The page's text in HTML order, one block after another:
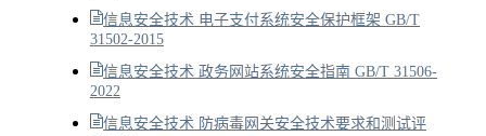
信息安全技术 电子支付系统安全保护框架 GB/T
31502-2015
信息安全技术 政务网站系统安全指南 GB/T 31506-
2022
信息安全技术 防病毒网关安全技术要求和测试评